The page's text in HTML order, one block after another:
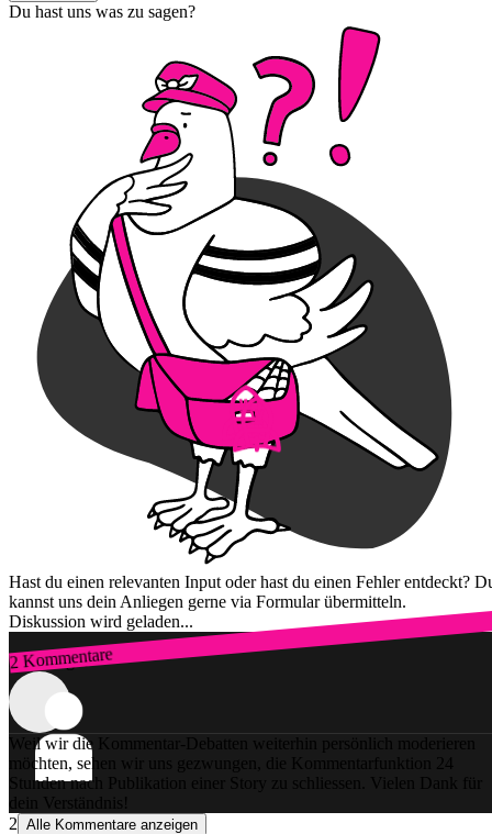
Du hast uns was zu sagen?
Hast du einen relevanten Input oder hast du einen Fehler entdeckt?
kannst uns dein Anliegen gerne via Formular übermitteln.
Diskussion wird geladen...
2 Kommentare
Zum Login
Weil wir die Kommentar-Debatten weiterhin persönlich moderieren
möchten, sehen wir uns gezwungen, die Kommentarfunktion 24
Stunden nach Publikation einer Story zu schliessen. Vielen Dank für
dein Verständnis!
2 Alle Kommentare anzeigen